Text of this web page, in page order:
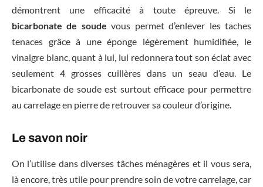
démontrent une efficacité à toute épreuve. Si le
bicarbonate de soude vous permet d’enlever les taches
tenaces grâce à une éponge légèrement humidifiée, le
vinaigre blanc, quant à lui, lui redonnera tout son éclat avec
seulement 4 grosses cuillères dans un seau d’eau. Le
bicarbonate de soude est surtout efficace pour permettre
au carrelage en pierre de retrouver sa couleur d’origine.
Le savon noir
On l’utilise dans diverses tâches ménagères et il vous sera,
là encore, très utile pour prendre soin de votre carrelage, car